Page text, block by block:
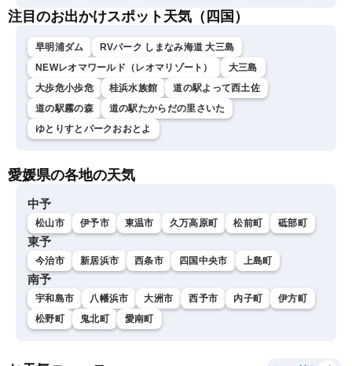
注目のお出かけスポット天気（四国）
早明浦ダム
RVパーク しまなみ海道 大三島
NEWレオマワールド（レオマリゾート）
大三島
大歩危小歩危
桂浜水族館
道の駅よって西土佐
道の駅霧の森
道の駅たからだの里さいた
ゆとりすとパークおおとよ
愛媛県の各地の天気
中予
松山市 伊予市 東温市 久万高原町 松前町 砥部町
東予
今治市 新居浜市 西条市 四国中央市 上島町
南予
宇和島市 八幡浜市 大洲市 西予市 内子町
伊方町
松野町
鬼北町 愛南町